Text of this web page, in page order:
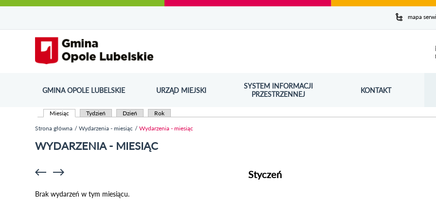
do
strony
do
menu
wyszukiwarki
ścieżki
nawigacyjnej
kategorii
aktualności
do
kalendarza
wydarzeń
do
galerii
do
stopki
mapa
GMINA OPOLE LUBELSKIE URZĄD MIEJSKI
SYSTEM INFORMACJI
PRZESTRZENNEJ
ODNOŚNIK OTWORZY SIĘ W NOWYM OKNIE KONTAKT
Miesiąc (aktywna karta)
Tydzień Dzień Rok
Strona główna Wydarzenia - miesiąc Wydarzenia - miesiąc
WYDARZENIA - MIESIĄC
Styczeń
Brak wydarzeń w tym miesiącu.